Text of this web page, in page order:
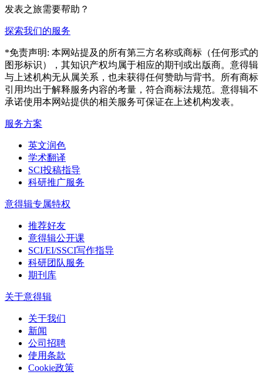
发表之旅需要帮助？
探索我们的服务
*免责声明: 本网站提及的所有第三方名称或商标（任何形式的
图形标识），其知识产权均属于相应的期刊或出版商。意得辑
与上述机构无从属关系，也未获得任何赞助与背书。所有商标
引用均出于解释服务内容的考量，符合商标法规范。意得辑不
承诺使用本网站提供的相关服务可保证在上述机构发表。
服务方案
英文润色
学术翻译
SCI投稿指导
科研推广服务
意得辑专属特权
推荐好友
意得辑公开课
SCI/EI/SSCI写作指导
科研团队服务
期刊库
关于意得辑
关于我们
新闻
公司招聘
使用条款
Cookie政策